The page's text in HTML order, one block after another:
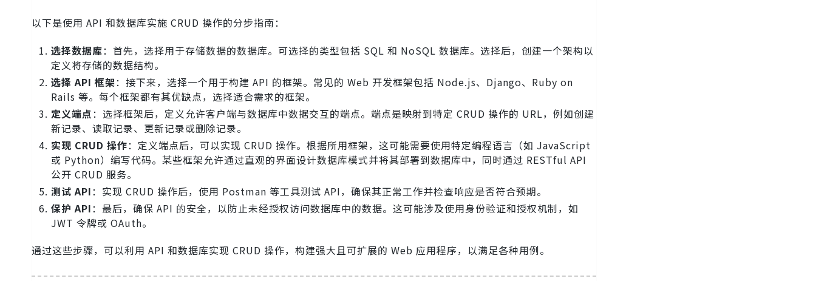
以下是使用 API 和数据库实施 CRUD 操作的分步指南：
选择数据库：首先，选择用于存储数据的数据库。可选择的类型包括 SQL 和 NoSQL 数据库。选择后，创建一个架构以
定义将存储的数据结构。
选择 API 框架：接下来，选择一个用于构建 API 的框架。常见的 Web 开发框架包括 Node.js、Django、Ruby on
Rails 等。每个框架都有其优缺点，选择适合需求的框架。
定义端点：选择框架后，定义允许客户端与数据库中数据交互的端点。端点是映射到特定 CRUD 操作的 URL，例如创建
新记录、读取记录、更新记录或删除记录。
实现 CRUD 操作：定义端点后，可以实现 CRUD 操作。根据所用框架，这可能需要使用特定编程语言（如 JavaScript
或 Python）编写代码。某些框架允许通过直观的界面设计数据库模式并将其部署到数据库中，同时通过 RESTful API
公开 CRUD 服务。
测试 API：实现 CRUD 操作后，使用 Postman 等工具测试 API，确保其正常工作并检查响应是否符合预期。
保护 API：最后，确保 API 的安全，以防止未经授权访问数据库中的数据。这可能涉及使用身份验证和授权机制，如
JWT 令牌或 OAuth。
通过这些步骤，可以利用 API 和数据库实现 CRUD 操作，构建强大且可扩展的 Web 应用程序，以满足各种用例。